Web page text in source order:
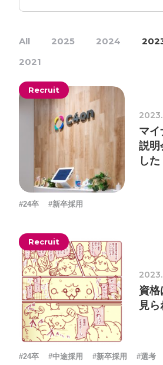
お問い合わせ
お知らせ
# TAGs ハッシュタグ
#22卒 #23卒 #24卒 #24卒・就活
#27卒 #28卒
ムドライブ就活ちゃんねる
シフォンの創業 #シフォンの想い
ォン国勢調査 #ソーシャルゲーム・
ストラン #デザイナー #プランナー
ログラム愛 #ゆるめの日常
実績 #事業紹介 #仕事紹介
VIEW MORE
All 2025 2024
2021
Recruit
マイ
説明
した
#24卒 #新卒採用
Recruit
資格
見
#24卒 #中途採用 #新卒採用 #選考